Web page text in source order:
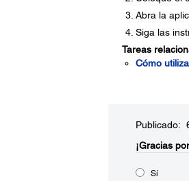
Abra la
Siga las
Tareas
Cómo
Publicado:
¡Gracias
Sí